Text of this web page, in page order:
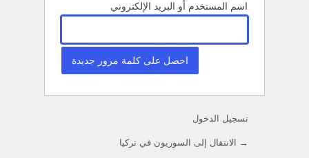
اسم المستخدم أو البريد الإلكتروني
تسجيل الدخول
→ الانتقال إلى السوريون في تركيا